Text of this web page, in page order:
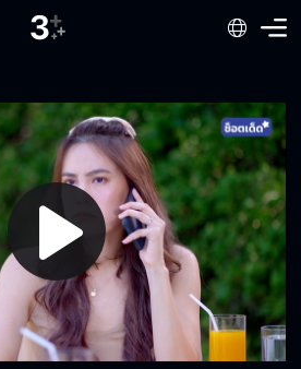
Play
Video
พูดความจริงเดี๋ยวนี้
นายไม่ใช่ กั๊ต คนที่ฉันเคยรู้จัก หรือฉันไม่เคยรู้จัก
นายกันแน่
ออกไปจากบ้านฉันได้แล้ว ออกไป กลับไปซะ